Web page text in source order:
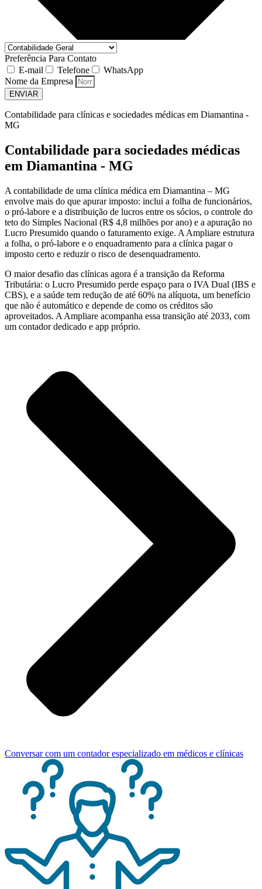
Preferência Para Contato
E-mail
Telefone
WhatsApp
Nome da Empresa
ENVIAR
Contabilidade para clínicas e sociedades médicas em Diamantina -
MG
Contabilidade para sociedades médicas
em Diamantina - MG
A contabilidade de uma clínica médica em Diamantina – MG
envolve mais do que apurar imposto: inclui a folha de funcionários,
o pró-labore e a distribuição de lucros entre os sócios, o controle do
teto do Simples Nacional (R$ 4,8 milhões por ano) e a apuração no
Lucro Presumido quando o faturamento exige. A Ampliare estrutura
a folha, o pró-labore e o enquadramento para a clínica pagar o
imposto certo e reduzir o risco de desenquadramento.
O maior desafio das clínicas agora é a transição da Reforma
Tributária: o Lucro Presumido perde espaço para o IVA Dual (IBS e
CBS), e a saúde tem redução de até 60% na alíquota, um benefício
que não é automático e depende de como os créditos são
aproveitados. A Ampliare acompanha essa transição até 2033, com
um contador dedicado e app próprio.
Conversar com um contador especializado em médicos e clínicas